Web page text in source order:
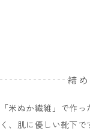
締
「米ぬか繊維」で作
く、肌に優しい靴下